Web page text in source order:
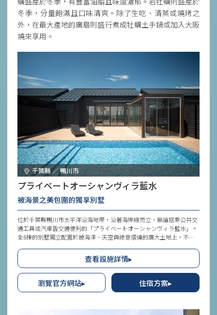
冬季，分量飽滿且口味清爽。除了生吃、清蒸或燒烤之
外，在最大產地的廣島則盛行煮成牡蠣土手鍋或加入大阪
燒來享用。
千葉縣 ／ 鴨川市
プライベートオーシャンヴィラ藍水
被海景之美包圍的獨享別墅
位於千葉縣鴨川市太平洋沿海地帶，沿著海岸線而立，無論搭乘公共交
通工具或汽車皆交通便利的「プライベートオーシャンヴィラ藍水」。
全6棟的別墅獨立配置於被海洋、天空與綠意環繞的廣大土地上，不用
住宿體驗。各別墅備有面海的戶外露臺與私人游泳池，可以以波濤聲作
為背景音樂，隨時玩水放鬆。獨享眼前悠然展開的水平線美景，盡情體
驗非日常的特別感受。
查看設施詳情▸
瀏覽官方網站▸ 住宿方案▸